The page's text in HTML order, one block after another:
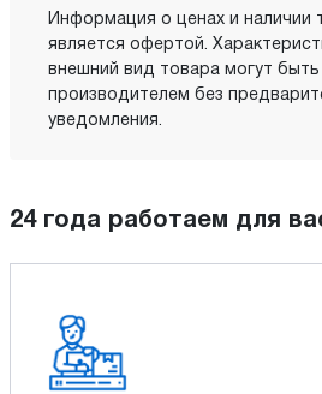
Информация о ценах и наличии
является офертой.
внешний вид товара могут
производителем без
уведомления.
24 года работаем для